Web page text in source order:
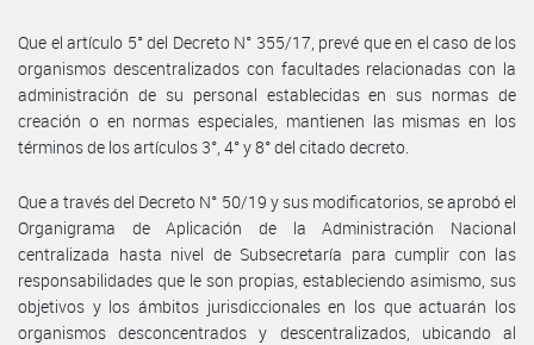
Que el artículo 5° del Decreto N° 355/17, prevé que en el caso de los
organismos descentralizados con facultades relacionadas con la
administración de su personal establecidas en sus normas de
creación o en normas especiales, mantienen las mismas en los
términos de los artículos 3°, 4° y 8° del citado decreto.
Que a través del Decreto N° 50/19 y sus modificatorios, se aprobó el
Organigrama de Aplicación de la Administración Nacional
centralizada hasta nivel de Subsecretaría para cumplir con las
responsabilidades que le son propias, estableciendo asimismo, sus
objetivos y los ámbitos jurisdiccionales en los que actuarán los
organismos desconcentrados y descentralizados, ubicando al